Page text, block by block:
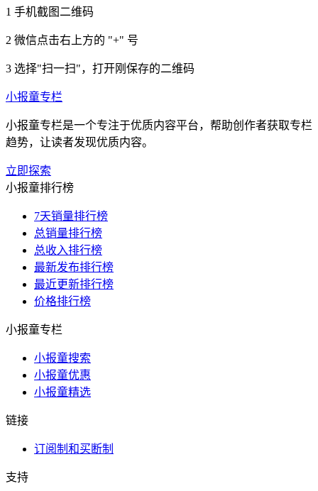
1 手机截图二维码
2 微信点击右上方的 "+" 号
3 选择"扫一扫"，打开刚保存的二维码
小报童专栏
小报童专栏是一个专注于优质内容平台，帮助创作者获取专栏
趋势，让读者发现优质内容。
立即探索
小报童排行榜
7天销量排行榜
总销量排行榜
总收入排行榜
最新发布排行榜
最近更新排行榜
价格排行榜
小报童专栏
小报童搜索
小报童优惠
小报童精选
链接
订阅制和买断制
支持